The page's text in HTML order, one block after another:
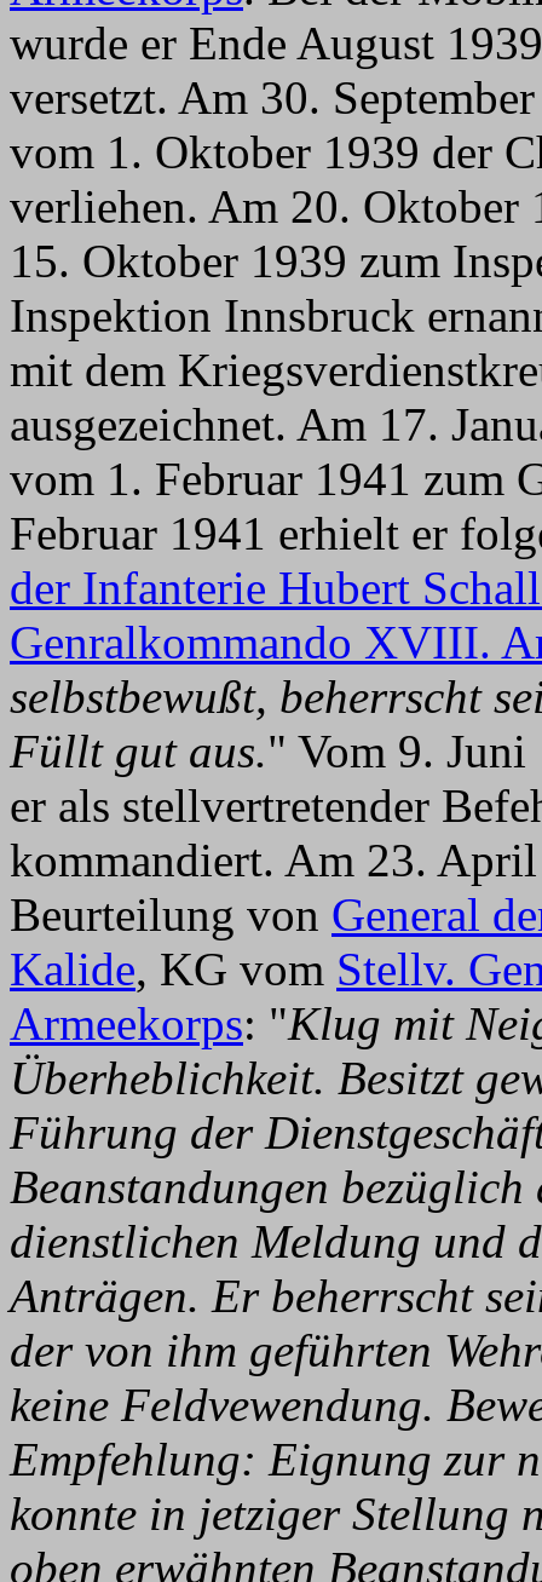
wurde er Ende August
versetzt. Am 30.
vom 1. Oktober 1939 der
verliehen. Am 20.
15. Oktober 1939 zum
Inspektion Innsbruck
mit dem
ausgezeichnet. Am 17.
vom 1. Februar 1941 zum
Februar 1941 erhielt er
der Infanterie Hubert
Genralkommando XVIII.
selbstbewußt, beherrscht
Füllt gut aus." Vom 9.
er als stellvertretender
kommandiert. Am 23.
Beurteilung von General
Kalide, KG vom Stellv.
Armeekorps: "Klug mit
Überheblichkeit. Besitzt
Führung der
Beanstandungen
dienstlichen Meldung und
Anträgen. Er beherrscht
der von ihm geführten
keine Feldvewendung.
Empfehlung: Eignung zur
konnte in jetziger Stellung
oben erwähnten